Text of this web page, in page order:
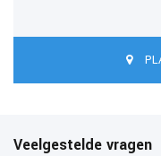
Veelgestelde vragen